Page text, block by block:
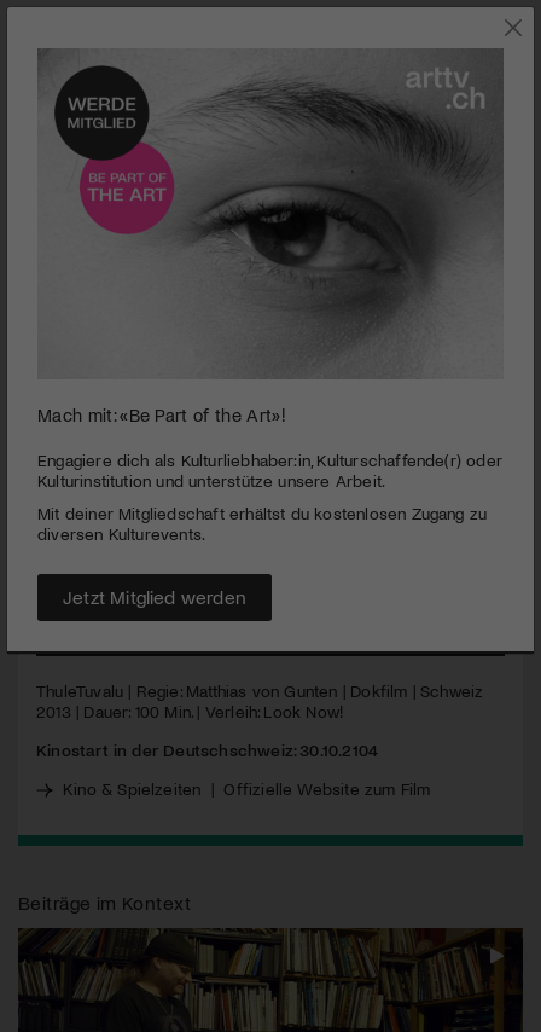
seconds
minutes,
seconds
ThuleTuvalu
PUBLIZIERT AM 28. OKTOBER 2014
Schlagzeilen: Thule in Grönland, weil dort das Eis immer mehr
abschmilzt, und Tuvalu, weil dieser Inselstaat im Pazifik als
droht.
MEHR
ThuleTuvalu | Regie: Matthias von Gunten | Dokfilm | Schweiz
2013 | Dauer: 100 Min. | Verleih: Look Now!
Kinostart in der Deutschschweiz: 30.10.2104
Kino & Spielzeiten | Offizielle Website zum Film
Beiträge im Kontext
Mach mit: «Be Part of the Art»!
Engagiere dich als Kulturliebhaber:in, Kulturschaffende(r) oder
Kulturinstitution und unterstütze unsere Arbeit.
Mit deiner Mitgliedschaft erhältst du kostenlosen Zugang zu
diversen Kulturevents.
Jetzt Mitglied werden